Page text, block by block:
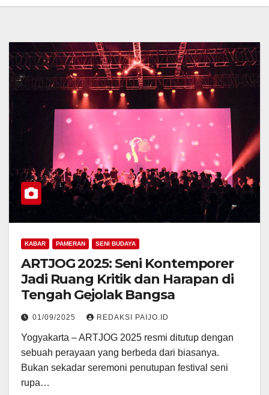
KABAR PAMERAN SENI BUDAYA
ARTJOG 2025: Seni Kontemporer
Jadi Ruang Kritik dan Harapan di
Tengah Gejolak Bangsa
01/09/2025 REDAKSI PAIJO.ID
Yogyakarta – ARTJOG 2025 resmi ditutup dengan
sebuah perayaan yang berbeda dari biasanya.
Bukan sekadar seremoni penutupan festival seni
rupa…